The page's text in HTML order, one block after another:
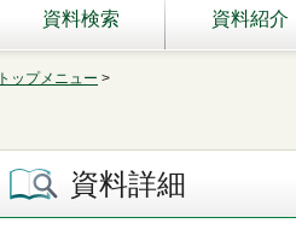
資料検索 資料紹介
トップメニュー >
資料詳細